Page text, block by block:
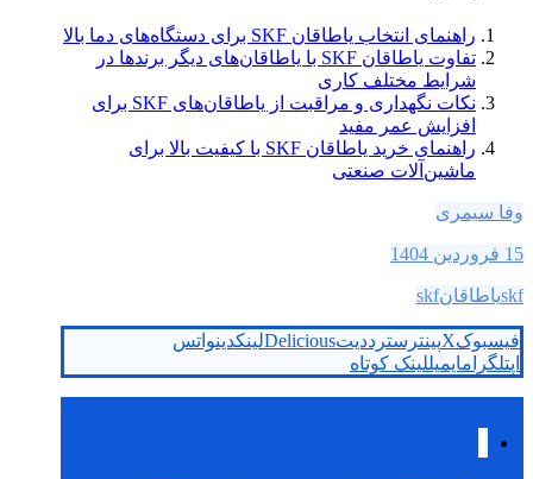
راهنمای انتخاب یاطاقان SKF برای دستگاه‌های دما بالا
تفاوت یاطاقان SKF با یاطاقان‌های دیگر برندها در
شرایط مختلف کاری
نکات نگهداری و مراقبت از یاطاقان‌های SKF برای
افزایش عمر مفید
راهنمای خرید یاطاقان SKF با کیفیت بالا برای
ماشین‌آلات صنعتی
وفا سیمری
15 فروردین 1404
skfیاطاقانskf
فیسبوکXپینترسترددیتDeliciousلینکدینواتس
اپتلگرامایمیللینک کوتاه